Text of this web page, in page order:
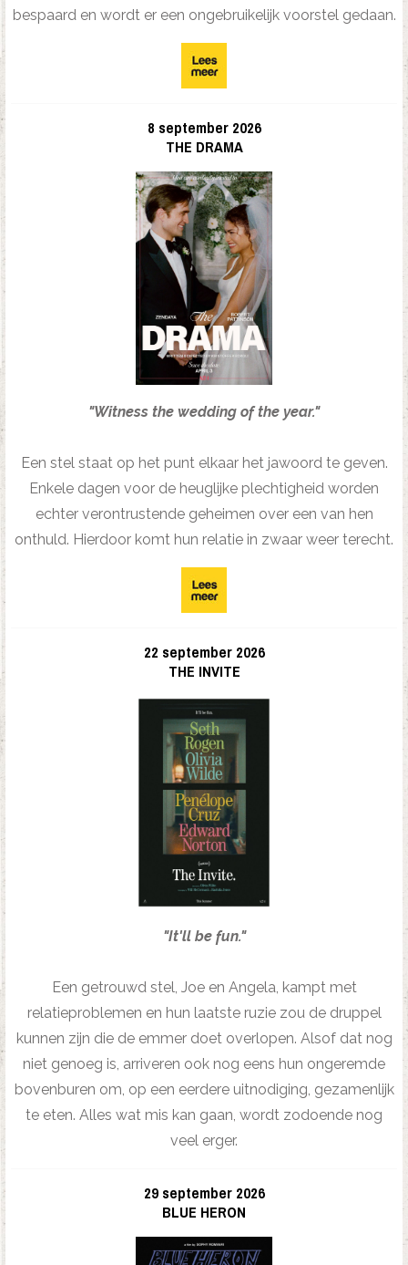
bespaard en wordt er een ongebruikelijk voorstel gedaan.
8 september 2026
THE DRAMA
"Witness the wedding of the year."
Een stel staat op het punt elkaar het jawoord te geven.
Enkele dagen voor de heuglijke plechtigheid worden
echter verontrustende geheimen over een van hen
onthuld. Hierdoor komt hun relatie in zwaar weer terecht.
22 september 2026
THE INVITE
"It'll be fun."
Een getrouwd stel, Joe en Angela, kampt met
relatieproblemen en hun laatste ruzie zou de druppel
kunnen zijn die de emmer doet overlopen. Alsof dat nog
niet genoeg is, arriveren ook nog eens hun ongeremde
bovenburen om, op een eerdere uitnodiging, gezamenlijk
te eten. Alles wat mis kan gaan, wordt zodoende nog
veel erger.
29 september 2026
BLUE HERON